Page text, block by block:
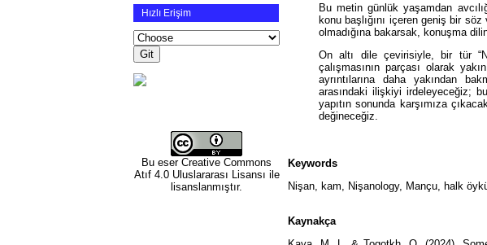
Hızlı Erişim
Bu eser Creative Commons
Atıf 4.0 Uluslararası Lisansı ile
lisanslanmıştır.
Bu metin günlük yaşamdan
konu başlığını içeren geniş bir
olmadığına bakarsak, konuşma
On altı dile çevirisiyle, bir tür
çalışmasının parçası olarak
ayrıntılarına daha yakından
arasındaki ilişkiyi irdeleyeceğiz;
yapıtın sonunda karşımıza
değineceğiz.
Keywords
Nişan, kam, Nişanology, Mançu, halk
Kaynakça